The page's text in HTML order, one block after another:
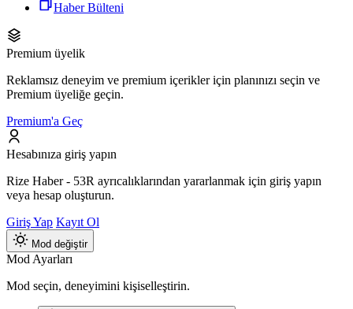
Haber Bülteni
Premium üyelik
Reklamsız deneyim ve premium içerikler için planınızı seçin ve
Premium üyeliğe geçin.
Premium'a Geç
Hesabınıza giriş yapın
Rize Haber - 53R ayrıcalıklarından yararlanmak için giriş yapın
veya hesap oluşturun.
Giriş Yap Kayıt Ol
Mod değiştir
Mod Ayarları
Mod seçin, deneyimini kişiselleştirin.